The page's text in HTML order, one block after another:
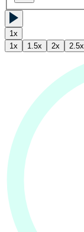
1x
1x 1.5x 2x 2.5x